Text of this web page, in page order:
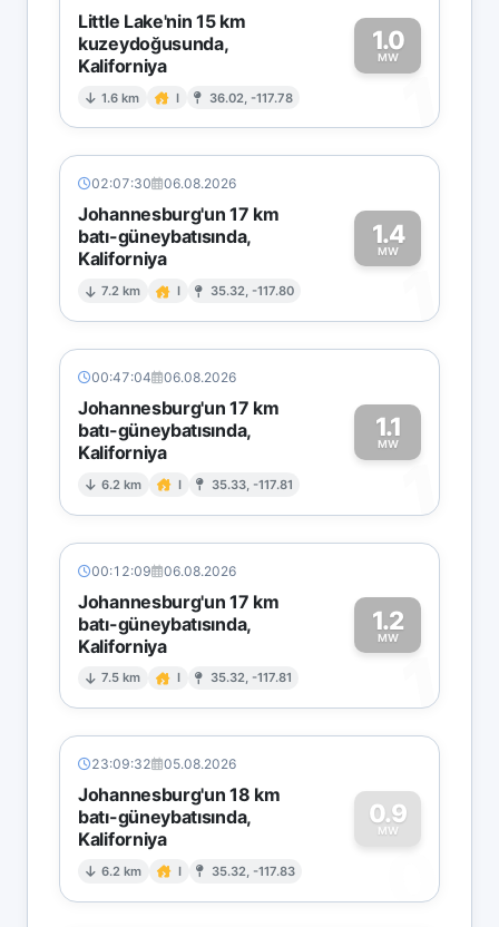
Little Lake'nin 15 km
kuzeydoğusunda,
Kaliforniya
1.6 km I 36.02, -117.78
1.0
MW
1
02:07:30 06.08.2026
Johannesburg'un 17 km
batı-güneybatısında,
Kaliforniya
7.2 km I 35.32, -117.80
1.4
MW
1
00:47:04 06.08.2026
Johannesburg'un 17 km
batı-güneybatısında,
Kaliforniya
6.2 km I 35.33, -117.81
1.1
MW
1
00:12:09 06.08.2026
Johannesburg'un 17 km
batı-güneybatısında,
Kaliforniya
7.5 km I 35.32, -117.81
1.2
MW
1
23:09:32 05.08.2026
Johannesburg'un 18 km
batı-güneybatısında,
Kaliforniya
6.2 km I 35.32, -117.83
0.9
MW
0